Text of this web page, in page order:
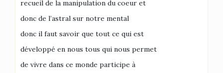
recueil de la manipulation du coeur et
donc de l’astral sur notre mental
donc il faut savoir que tout ce qui est
développé en nous tous qui nous permet
de vivre dans ce monde participe à